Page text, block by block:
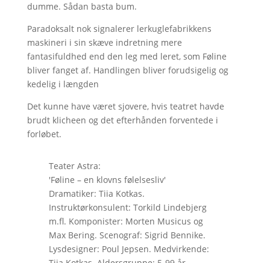
dumme. Sådan basta bum.
Paradoksalt nok signalerer lerkuglefabrikkens
maskineri i sin skæve indretning mere
fantasifuldhed end den leg med leret, som Føline
bliver fanget af. Handlingen bliver forudsigelig og
kedelig i længden
Det kunne have været sjovere, hvis teatret havde
brudt klicheen og det efterhånden forventede i
forløbet.
Teater Astra:
'Føline – en klovns følelsesliv'
Dramatiker: Tiia Kotkas.
Instruktørkonsulent: Torkild Lindebjerg
m.fl. Komponister: Morten Musicus og
Max Bering. Scenograf: Sigrid Bennike.
Lysdesigner: Poul Jepsen. Medvirkende: